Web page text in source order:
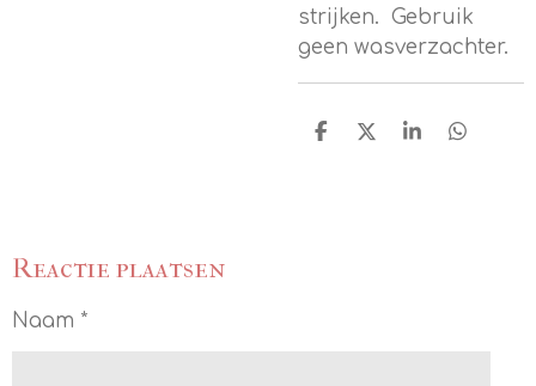
strijken. Gebruik
geen wasverzachter.
D
D
S
D
Reactie plaatsen
Naam *